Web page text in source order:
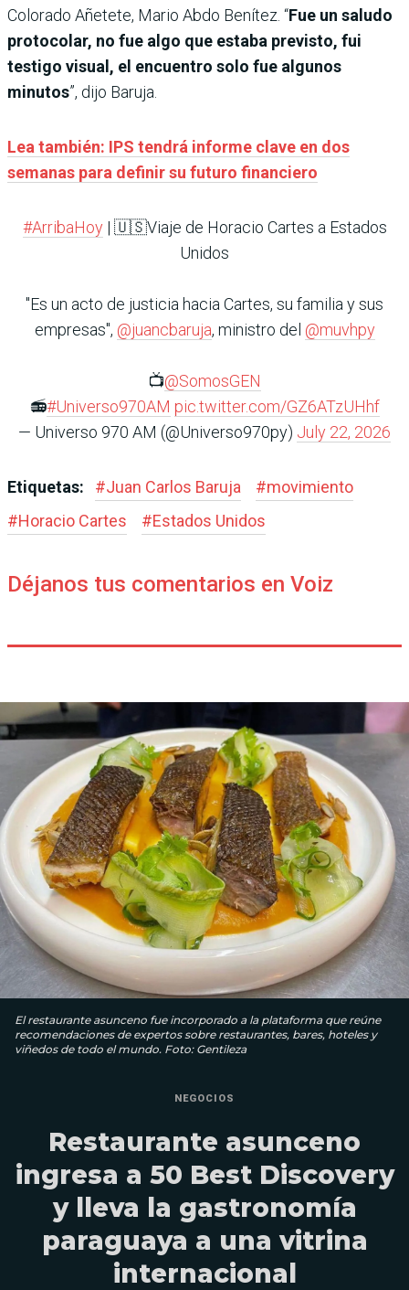
Colorado Añetete, Mario Abdo Benítez. “Fue un saludo
protocolar, no fue algo que estaba previsto, fui
testigo visual, el encuentro solo fue algunos
minutos”, dijo Baruja.
Lea también: IPS tendrá informe clave en dos
semanas para definir su futuro financiero
#ArribaHoy| 🇺🇸Viaje de Horacio Cartes a Estados
Unidos
"Es un acto de justicia hacia Cartes, su familia y sus
empresas", @juancbaruja, ministro del @muvhpy
📺@SomosGEN
📻#Universo970AM pic.twitter.com/GZ6ATzUHhf
— Universo 970 AM (@Universo970py) July 22, 2026
Etiquetas: #Juan Carlos Baruja #movimiento
#Horacio Cartes #Estados Unidos
Déjanos tus comentarios en Voiz
El restaurante asunceno fue incorporado a la plataforma que reúne
recomendaciones de expertos sobre restaurantes, bares, hoteles y
viñedos de todo el mundo. Foto: Gentileza
NEGOCIOS
Restaurante asunceno
ingresa a 50 Best Discovery
y lleva la gastronomía
paraguaya a una vitrina
internacional